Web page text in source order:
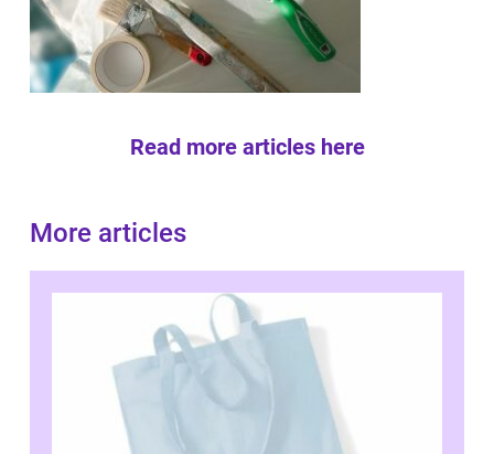
Read more articles here
More articles